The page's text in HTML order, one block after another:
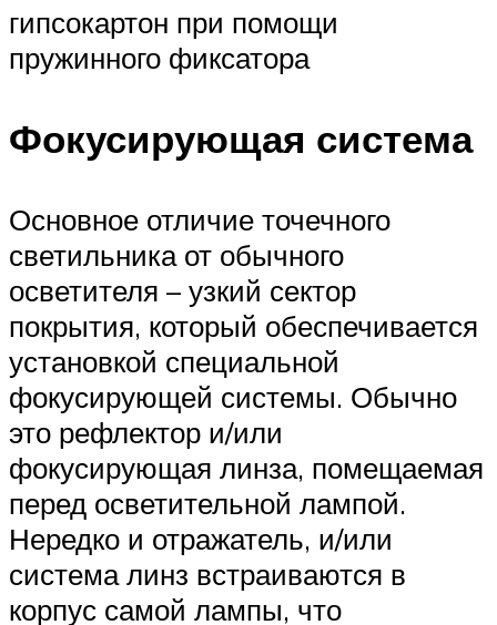
гипсокартон при помощи
пружинного фиксатора
Фокусирующая система
Основное отличие точечного
светильника от обычного
осветителя – узкий сектор
покрытия, который обеспечивается
установкой специальной
фокусирующей системы. Обычно
это рефлектор и/или
фокусирующая линза, помещаемая
перед осветительной лампой.
Нередко и отражатель, и/или
система линз встраиваются в
корпус самой лампы, что